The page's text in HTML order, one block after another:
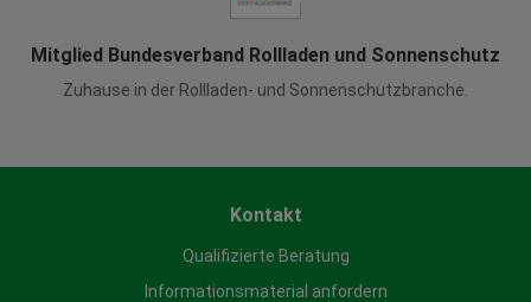
Mitglied Bundesverband Rollladen und Sonnenschutz
Zuhause in der Rollladen- und Sonnenschutzbranche.
Kontakt
Qualifizierte Beratung
Informationsmaterial anfordern